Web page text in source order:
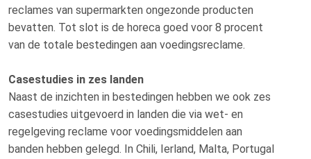
reclames van supermarkten ongezonde producten
bevatten. Tot slot is de horeca goed voor 8 procent
van de totale bestedingen aan voedingsreclame.
Casestudies in zes landen
Naast de inzichten in bestedingen hebben we ook zes
casestudies uitgevoerd in landen die via wet- en
regelgeving reclame voor voedingsmiddelen aan
banden hebben gelegd. In Chili, Ierland, Malta, Portugal